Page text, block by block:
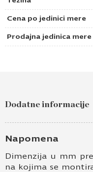
Cena po jedinici mere
Prodajna jedinica mere
Dodatne informacije
Napomena
Dimenzija u mm
na kojima se